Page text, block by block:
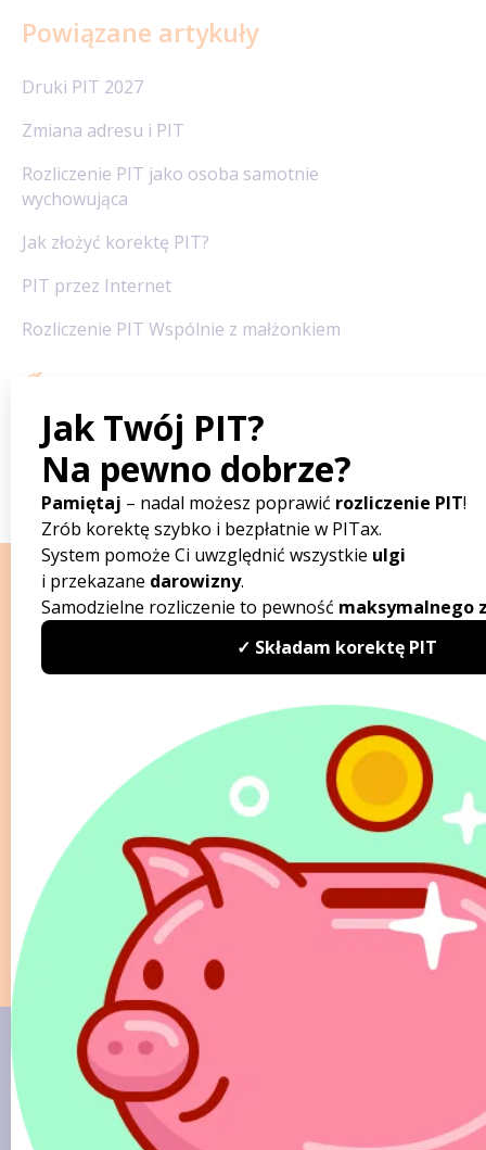
Powiązane artykuły
Druki PIT 2027
Zmiana adresu i PIT
Rozliczenie PIT jako osoba samotnie
wychowująca
Jak złożyć korektę PIT?
PIT przez Internet
Rozliczenie PIT Wspólnie z małżonkiem
Opinie
Sprawdź najwyżej oceniany
w Polsce program do rozliczeń
PIT
PITax Twoje rozliczenie PIT to wygodny, szybki
i darmowy sposób na Twoje PITy.